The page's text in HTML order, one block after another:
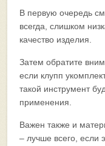
В первую очередь
всегда, слишком
качество изделия.
Затем обратите
если клупп
такой инструмент
применения.
Важен также и
– лучше всего, если